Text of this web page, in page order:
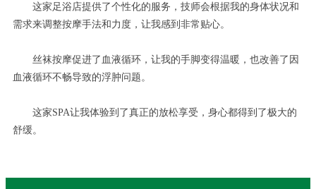
这家足浴店提供了个性化的服务，技师会根据我的身体状况和
需求来调整按摩手法和力度，让我感到非常贴心。
丝袜按摩促进了血液循环，让我的手脚变得温暖，也改善了因
血液循环不畅导致的浮肿问题。
这家SPA让我体验到了真正的放松享受，身心都得到了极大的
舒缓。